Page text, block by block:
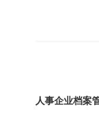
人事企业档案